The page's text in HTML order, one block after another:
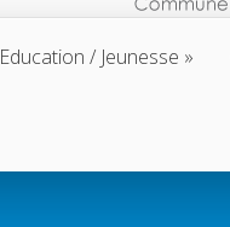
Education / Jeunesse